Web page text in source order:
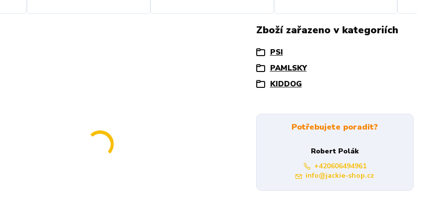
Zboží zařazeno v kategoriích
PSI
PAMLSKY
KIDDOG
Potřebujete poradit?
Robert Polák
+420606494961
info@jackie-shop.cz